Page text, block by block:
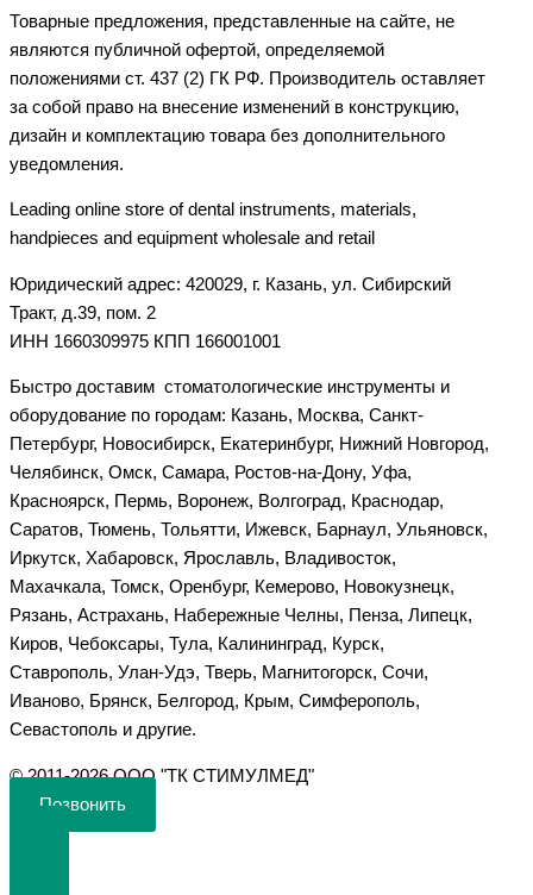
Товарные предложения, представленные на сайте, не
являются публичной офертой, определяемой
положениями ст. 437 (2) ГК РФ. Производитель оставляет
за собой право на внесение изменений в конструкцию,
дизайн и комплектацию товара без дополнительного
уведомления.
Leading online store of dental instruments, materials,
handpieces and equipment wholesale and retail
Юридический адрес: 420029, г. Казань, ул. Сибирский
Тракт, д.39, пом. 2
ИНН 1660309975 КПП 166001001
Быстро доставим стоматологические инструменты и
оборудование по городам: Казань, Москва, Санкт-
Петербург, Новосибирск, Екатеринбург, Нижний Новгород,
Челябинск, Омск, Самара, Ростов-на-Дону, Уфа,
Красноярск, Пермь, Воронеж, Волгоград, Краснодар,
Саратов, Тюмень, Тольятти, Ижевск, Барнаул, Ульяновск,
Иркутск, Хабаровск, Ярославль, Владивосток,
Махачкала, Томск, Оренбург, Кемерово, Новокузнецк,
Рязань, Астрахань, Набережные Челны, Пенза, Липецк,
Киров, Чебоксары, Тула, Калининград, Курск,
Ставрополь, Улан-Удэ, Тверь, Магнитогорск, Сочи,
Иваново, Брянск, Белгород, Крым, Симферополь,
Севастополь и другие.
©️ 2011-2026 ООО "ТК СТИМУЛМЕД"
Позвонить